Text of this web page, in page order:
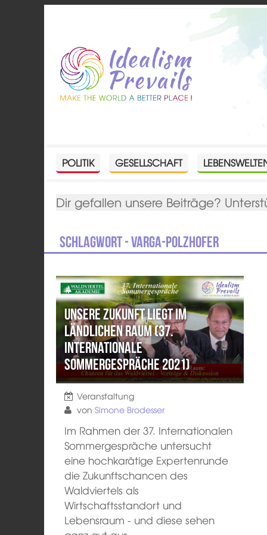
POLITIK GESELLSCHAFT
Dir gefallen unsere Beiträge?
Schlagwort - Varga-Polzhofer
Unsere Zukunft liegt im
ländlichen Raum (37.
Internationale
Sommergespräche 2021)
Veranstaltung
vonSimone Brodesser
Im Rahmen der 37. Internationalen
Sommergespräche untersucht
eine hochkarätige Expertenrunde
die Zukunftschancen des
Waldviertels als
Wirtschaftsstandort und
Lebensraum - und diese sehen